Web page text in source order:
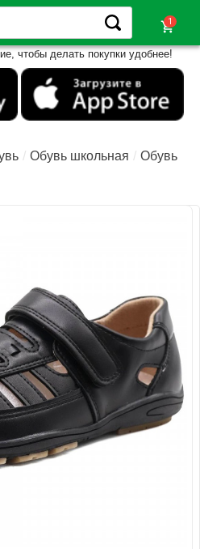
shopping_cart
чтобы делать покупки удобнее!
Обувь школьная
Обувь